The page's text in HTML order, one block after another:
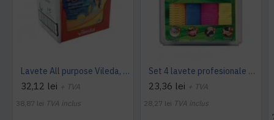
Lavete All purpose Vileda, 38 x 40 cm, 10 buc. / pachet
32,12 lei + TVA
38,87 lei TVA inclus
Set 4 lavete profesionale din microfibre Sano Sushi
23,36 lei + TVA
28,27 lei TVA inclus